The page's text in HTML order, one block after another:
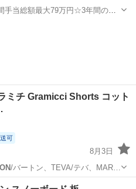
手当総額最大79万円☆3年間の手
ミチ Gramicci Shorts コット
可
8月3日
/バートン、TEVA/テバ、MAR…